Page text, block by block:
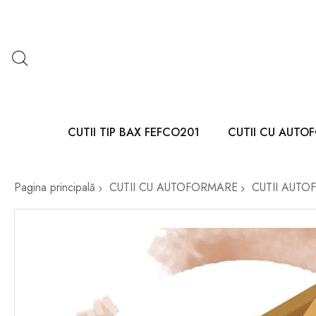
CUTII TIP BAX FEFCO201 CUTII CU
Pagina principală CUTII CU AUTOFORMARE CUTII